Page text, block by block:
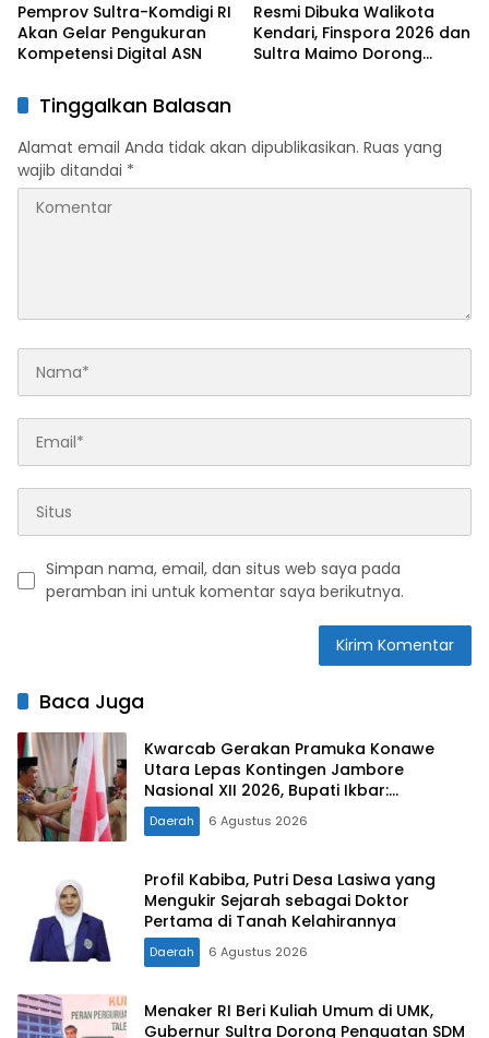
Pemprov Sultra-Komdigi RI
Akan Gelar Pengukuran
Kompetensi Digital ASN
Resmi Dibuka Walikota
Kendari, Finspora 2026 dan
Sultra Maimo Dorong
Tinggalkan Balasan
Alamat email Anda tidak akan dipublikasikan. Ruas yang
wajib ditandai *
Simpan nama, email, dan situs web saya pada
peramban ini untuk komentar saya berikutnya.
Baca Juga
Kwarcab Gerakan Pramuka Konawe
Utara Lepas Kontingen Jambore
Nasional XII 2026, Bupati Ikbar:
Tunjukkan Karakter Generasi Muda
Konut yang Disiplin dan Berprestasi
Daerah 6 Agustus 2026
Profil Kabiba, Putri Desa Lasiwa yang
Mengukir Sejarah sebagai Doktor
Pertama di Tanah Kelahirannya
Daerah 6 Agustus 2026
Menaker RI Beri Kuliah Umum di UMK,
Gubernur Sultra Dorong Penguatan SDM